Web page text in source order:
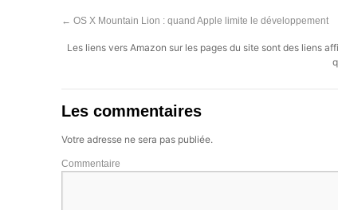
← OS X Mountain Lion : quand Apple limite le développement
Les liens vers Amazon sur les pages du site sont des liens
Les commentaires
Votre adresse ne sera pas publiée.
Commentaire